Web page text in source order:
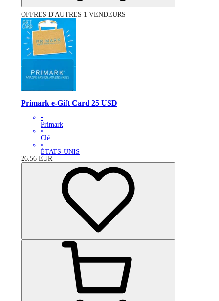
OFFRES D'AUTRES 1 VENDEURS
Primark e-Gift Card 25 USD
•
Primark
•
Clé
•
ÉTATS-UNIS
26.56 EUR